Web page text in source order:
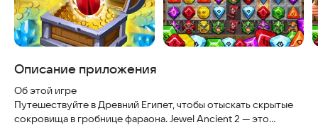
Описание приложения
Об этой игре
Путешествуйте в Древний Египет, чтобы отыскать скрытые
сокровища в гробнице фараона. Jewel Ancient 2 — это